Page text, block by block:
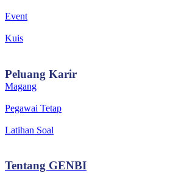
Event
Kuis
Peluang Karir
Magang
Pegawai Tetap
Latihan Soal
Tentang GENBI